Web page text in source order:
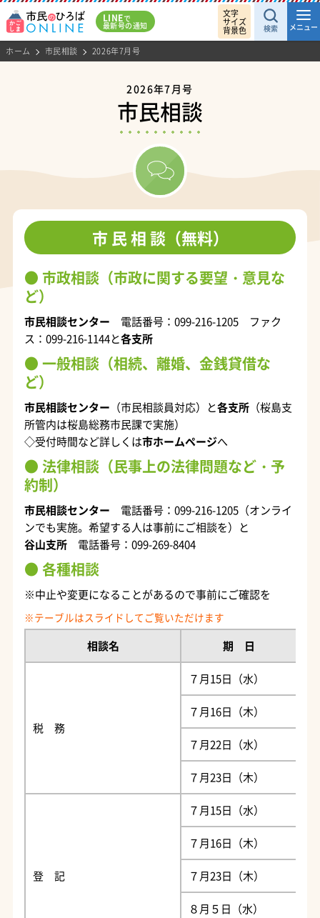
LINEで
最新号の通知
文字
サイズ
背景色 検索 メニュー
ホーム 市民相談 2026年7月号
2026年7月号
市民相談
市 民 相 談（無料）
市政相談（市政に関する要望・意見な
ど）
市民相談センター 電話番号：099-216-1205 ファク
ス：099-216-1144と各支所
一般相談（相続、離婚、金銭貸借な
ど）
市民相談センター （市民相談員対応）と各支所 （桜島支
所管内は桜島総務市民課で実施）
◇受付時間など詳しくは市ホームページへ
法律相談（民事上の法律問題など・予
約制）
市民相談センター 電話番号：099-216-1205（オンライ
ンでも実施。希望する人は事前にご相談を）と
谷山支所 電話番号：099-269-8404
各種相談
※中止や変更になることがあるので事前にご確認を
相談名 期 日
税 務
７月15日（水）
７月16日（木）
７月22日（水）
７月23日（木）
登 記
７月15日（水）
７月16日（木）
７月23日（木）
８月５日（水）